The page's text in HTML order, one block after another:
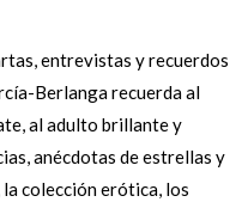
entrevistas y recuerdos
Berlanga recuerda al
al adulto brillante y
anécdotas de estrellas y
colección erótica, los